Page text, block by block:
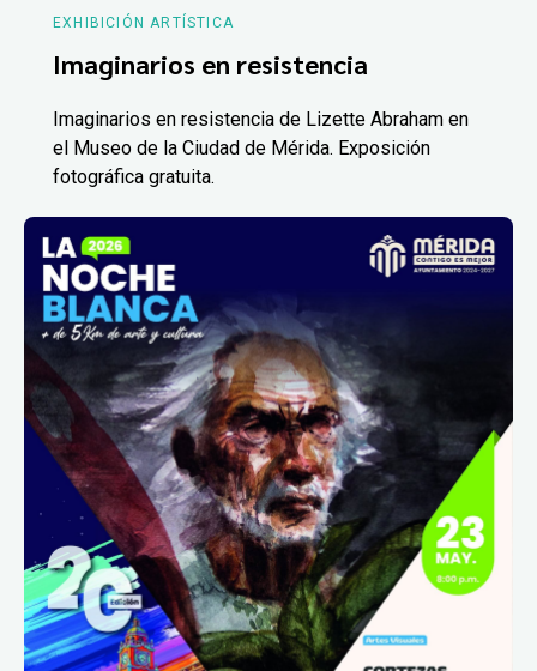
EXHIBICIÓN ARTÍSTICA
Imaginarios en resistencia
Imaginarios en resistencia de Lizette Abraham en
el Museo de la Ciudad de Mérida. Exposición
fotográfica gratuita.